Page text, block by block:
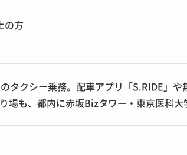
の方
タクシー乗務。配車アプリ「S.RIDE」
場も、都内に赤坂Bizタワー・東京医科